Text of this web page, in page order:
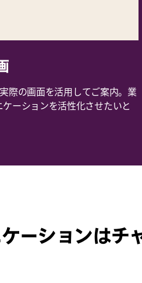
際の画面を活用してご案内。業
ーションを活性化させたいと
ーションはチ